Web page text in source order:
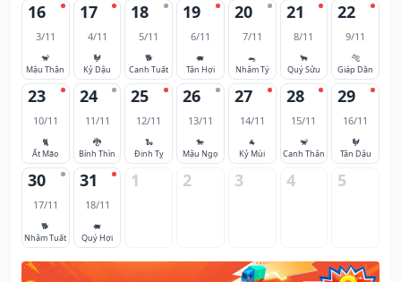
16
3/11
🐒
Mậu Thân
17
4/11
🐓
Kỷ Dậu
18
5/11
🐕
Canh Tuất
19
6/11
🐖
Tân Hợi
20
7/11
🐀
Nhâm Tý
21
8/11
🐂
Quý Sửu
22
9/11
🐅
Giáp Dần
23
10/11
🐈
Ất Mão
24
11/11
🐉
Bính Thìn
25
12/11
🐍
Đinh Tỵ
26
13/11
🐎
Mậu Ngọ
27
14/11
🐐
Kỷ Mùi
28
15/11
🐒
Canh Thân
29
16/11
🐓
Tân Dậu
30
17/11
🐕
Nhâm Tuất
31
18/11
🐖
Quý Hợi
1 2 3 4 5